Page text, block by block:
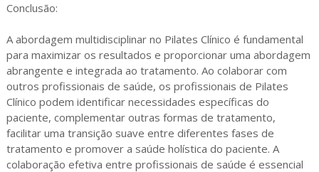
Conclusão:
A abordagem multidisciplinar no Pilates Clínico é fundamental
para maximizar os resultados e proporcionar uma abordagem
abrangente e integrada ao tratamento. Ao colaborar com
outros profissionais de saúde, os profissionais de Pilates
Clínico podem identificar necessidades específicas do
paciente, complementar outras formas de tratamento,
facilitar uma transição suave entre diferentes fases de
tratamento e promover a saúde holística do paciente. A
colaboração efetiva entre profissionais de saúde é essencial